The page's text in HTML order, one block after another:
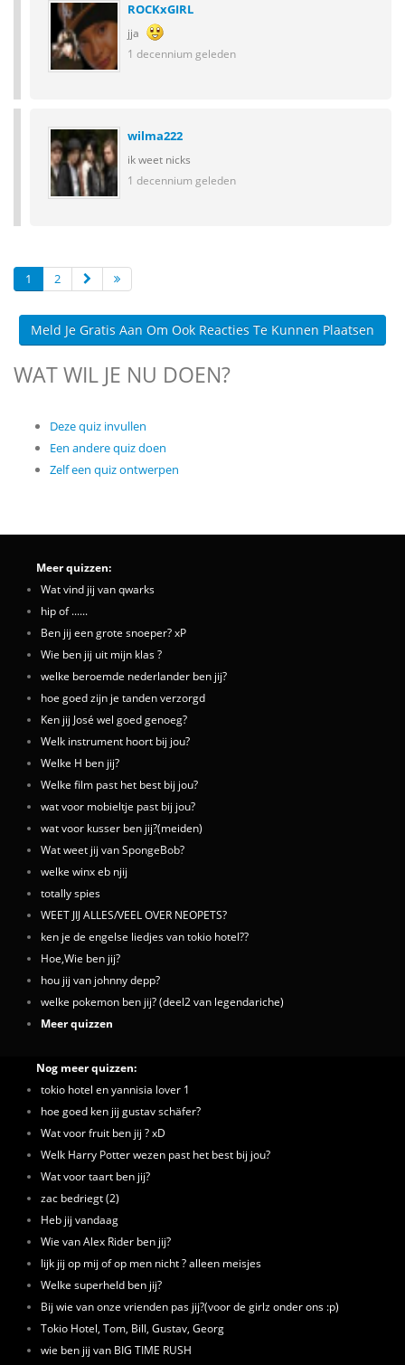
ROCKxGIRL
jja
1 decennium geleden
wilma222
ik weet nicks
1 decennium geleden
1 2
Meld Je Gratis Aan Om Ook Reacties Te Kunnen Plaatsen
WAT WIL JE NU DOEN?
Deze quiz invullen
Een andere quiz doen
Zelf een quiz ontwerpen
Meer quizzen:
Wat vind jij van qwarks
hip of ......
Ben jij een grote snoeper? xP
Wie ben jij uit mijn klas ?
welke beroemde nederlander ben jij?
hoe goed zijn je tanden verzorgd
Ken jij José wel goed genoeg?
Welk instrument hoort bij jou?
Welke H ben jij?
Welke film past het best bij jou?
wat voor mobieltje past bij jou?
wat voor kusser ben jij?(meiden)
Wat weet jij van SpongeBob?
welke winx eb njij
totally spies
WEET JIJ ALLES/VEEL OVER NEOPETS?
ken je de engelse liedjes van tokio hotel??
Hoe,Wie ben jij?
hou jij van johnny depp?
welke pokemon ben jij? (deel2 van legendariche)
Meer quizzen
Nog meer quizzen:
tokio hotel en yannisia lover 1
hoe goed ken jij gustav schäfer?
Wat voor fruit ben jij ? xD
Welk Harry Potter wezen past het best bij jou?
Wat voor taart ben jij?
zac bedriegt (2)
Heb jij vandaag
Wie van Alex Rider ben jij?
lijk jij op mij of op men nicht ? alleen meisjes
Welke superheld ben jij?
Bij wie van onze vrienden pas jij?(voor de girlz onder ons :p)
Tokio Hotel, Tom, Bill, Gustav, Georg
wie ben jij van BIG TIME RUSH